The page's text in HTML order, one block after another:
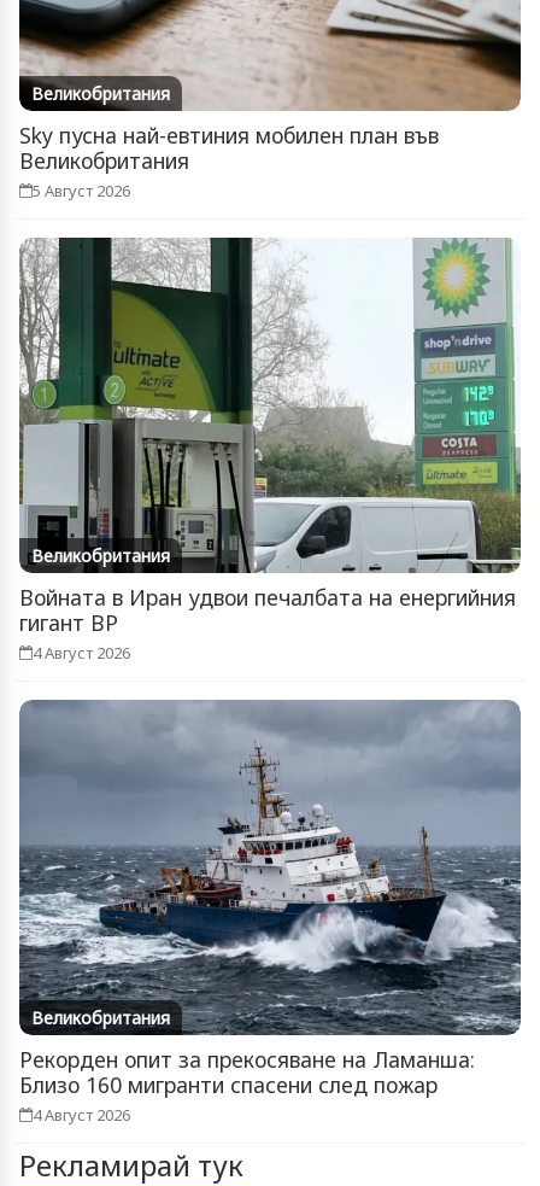
Великобритания
Sky пусна най-евтиния мобилен план във
Великобритания
5 Август 2026
Великобритания
Войната в Иран удвои печалбата на енергийния
гигант BP
4 Август 2026
Великобритания
Рекорден опит за прекосяване на Ламанша:
Близо 160 мигранти спасени след пожар
4 Август 2026
Рекламирай тук